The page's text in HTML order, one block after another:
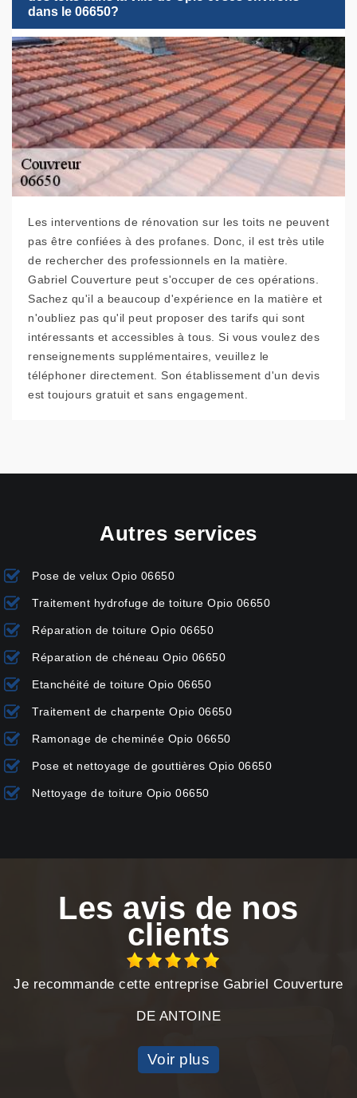
dans le 06650?
Les interventions de rénovation sur les toits ne peuvent
pas être confiées à des profanes. Donc, il est très utile
de rechercher des professionnels en la matière.
Gabriel Couverture peut s'occuper de ces opérations.
Sachez qu'il a beaucoup d'expérience en la matière et
n'oubliez pas qu'il peut proposer des tarifs qui sont
intéressants et accessibles à tous. Si vous voulez des
renseignements supplémentaires, veuillez le
téléphoner directement. Son établissement d'un devis
est toujours gratuit et sans engagement.
Autres services
Pose de velux Opio 06650
Traitement hydrofuge de toiture Opio 06650
Réparation de toiture Opio 06650
Réparation de chéneau Opio 06650
Etanchéité de toiture Opio 06650
Traitement de charpente Opio 06650
Ramonage de cheminée Opio 06650
Pose et nettoyage de gouttières Opio 06650
Nettoyage de toiture Opio 06650
Les avis de nos
clients
Je recommande cette entreprise Gabriel Couverture
DE ANTOINE
Voir plus